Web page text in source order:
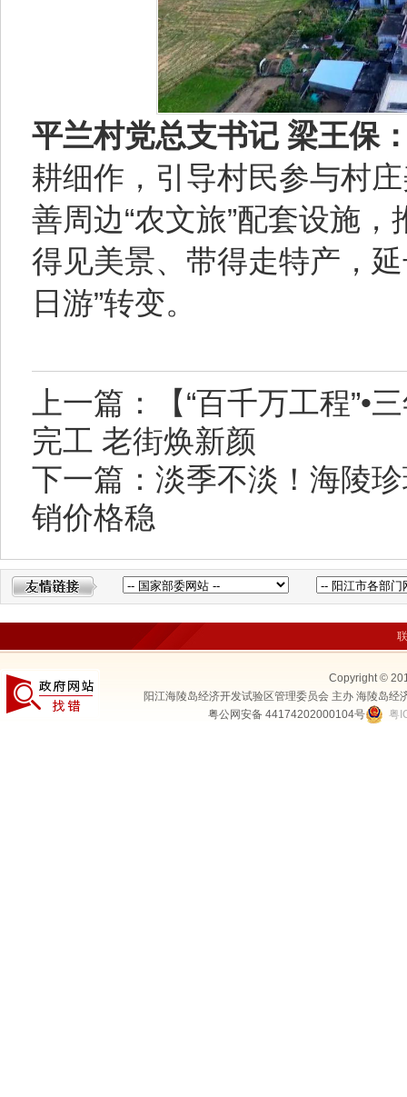
平兰村党总支书记 梁王保
耕细作，引导村民参与村
善周边“农文旅”配套设施
得见美景、带得走特产，
日游”转变。
上一篇：【“百千万工程
完工 老街焕新颜
下一篇：淡季不淡！海陵
销价格稳
Copyright ©
阳江海陵岛经济开发试验区管理委员会 主办 海陵岛
粤公网安备 44174202000104号
粤